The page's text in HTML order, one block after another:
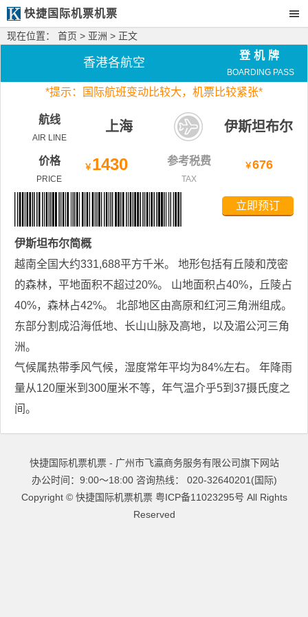
快捷国际机票机票
现在位置： 首页 > 亚洲 > 正文
香港各航空
登机牌
BOARDING PASS
*提示：国际航班变动比较大， 机票比较紧张*
航线
AIR LINE
上海 伊斯坦布尔
价格
PRICE
￥ 1430 参考税费
TAX
￥676
立即预订
伊斯坦布尔简概
越南全国大约331,688平方千米。 地形包括有丘陵和茂密
的森林，平地面积不超过20%。 山地面积占40%，丘陵占
40%，森林占42%。 北部地区由高原和红河三角洲组成。
东部分割成沿海低地、长山山脉及高地，以及湄公河三角
洲。
气候属热带季风气候，湿度常年平均为84%左右。 年降雨
量从120厘米到300厘米不等，年气温介乎5到37摄氏度之
间。
快捷国际机票机票 - 广州市飞瀛商务服务有限公司旗下网站
办公时间：9:00～18:00 咨询热线： 020-32640201(国际)
Copyright © 快捷国际机票机票 粤ICP备11023295号 All Rights
Reserved